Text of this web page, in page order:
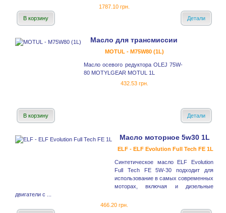
1787.10 грн.
В корзину
Детали
Масло для трансмиссии
MOTUL - M75W80 (1L)
Масло осевого редуктора OLEJ 75W-
80 MOTYLGEAR MOTUL 1L
432.53 грн.
В корзину Детали
Масло моторное 5w30 1L
ELF - ELF Evolution Full Tech FE 1L
Синтетическое масло ELF Evolution
Full Tech FE 5W-30 подходит для
использование в самых современных
моторах, включая и дизельные
двигатели с ...
466.20 грн.